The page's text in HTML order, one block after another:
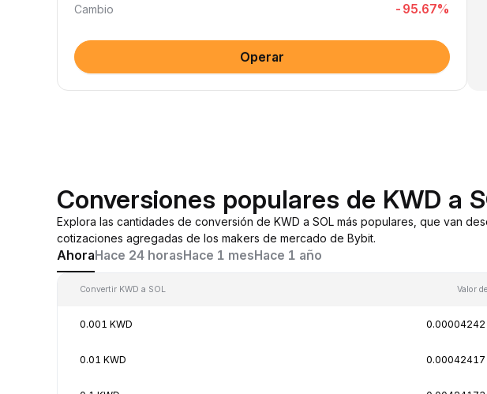
Cambio -95.67%
Operar
Conversiones populares de KWD a
Explora las cantidades de conversión de KWD a SOL más populares, que van
cotizaciones agregadas de los makers de mercado de Bybit.
AhoraHace 24 horasHace 1 mesHace 1 año
Convertir KWD a SOL Valor
0.001 KWD 0.00004242
0.01 KWD 0.00042417